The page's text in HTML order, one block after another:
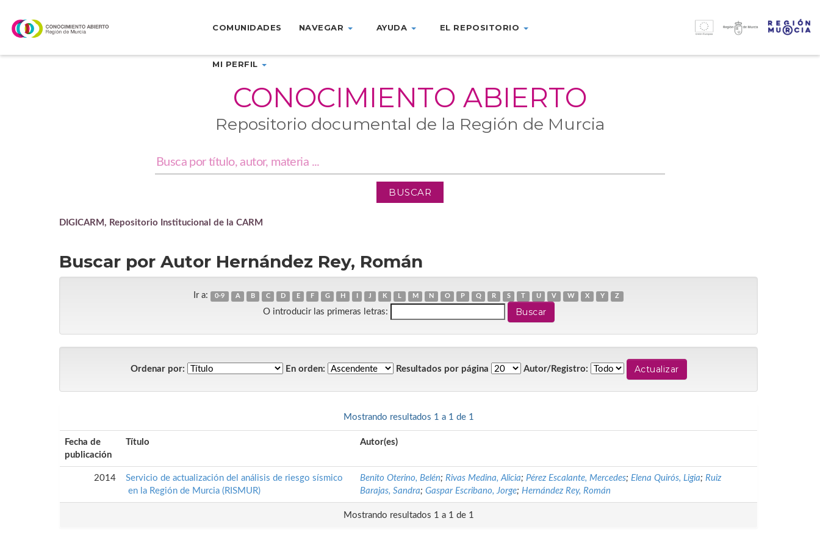
navigation
COMUNIDADES NAVEGAR AYUDA EL REPOSITORIO
MI PERFIL
CONOCIMIENTO ABIERTO
Repositorio documental de la Región de Murcia
DIGICARM, Repositorio Institucional de la CARM
Buscar por Autor Hernández Rey, Román
Ir a: 0-9 A B C D E F G H J K L M N O P Q R S U V W X Y Z
O introducir las primeras letras:
Ordenar por: En orden: Resultados por página Autor/Registro:
Mostrando resultados 1 a 1 de 1
Fecha de
publicación
Título Autor(es)
2014
Servicio de actualización del análisis de riesgo sísmico
en la Región de Murcia (RISMUR)
Benito Oterino, Belén; Rivas Medina, Alicia; Pérez Escalante, Mercedes; Elena Quirós, Ligia; Ruiz
Barajas, Sandra; Gaspar Escribano, Jorge; Hernández Rey, Román
Mostrando resultados 1 a 1 de 1